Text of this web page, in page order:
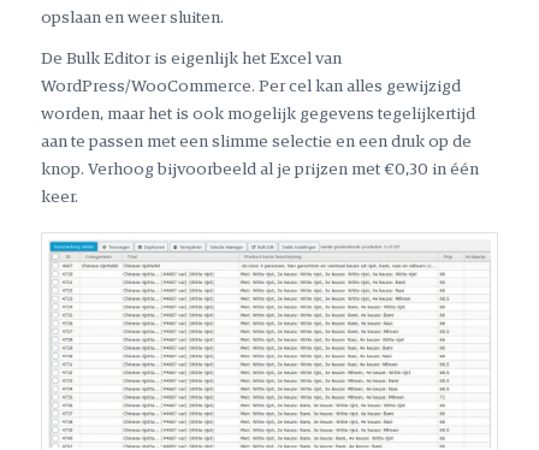
opslaan en weer sluiten.
De Bulk Editor is eigenlijk het Excel van
WordPress/WooCommerce. Per cel kan alles gewijzigd
worden, maar het is ook mogelijk gegevens tegelijkertijd
aan te passen met een slimme selectie en een druk op de
knop. Verhoog bijvoorbeeld al je prijzen met €0,30 in één
keer.